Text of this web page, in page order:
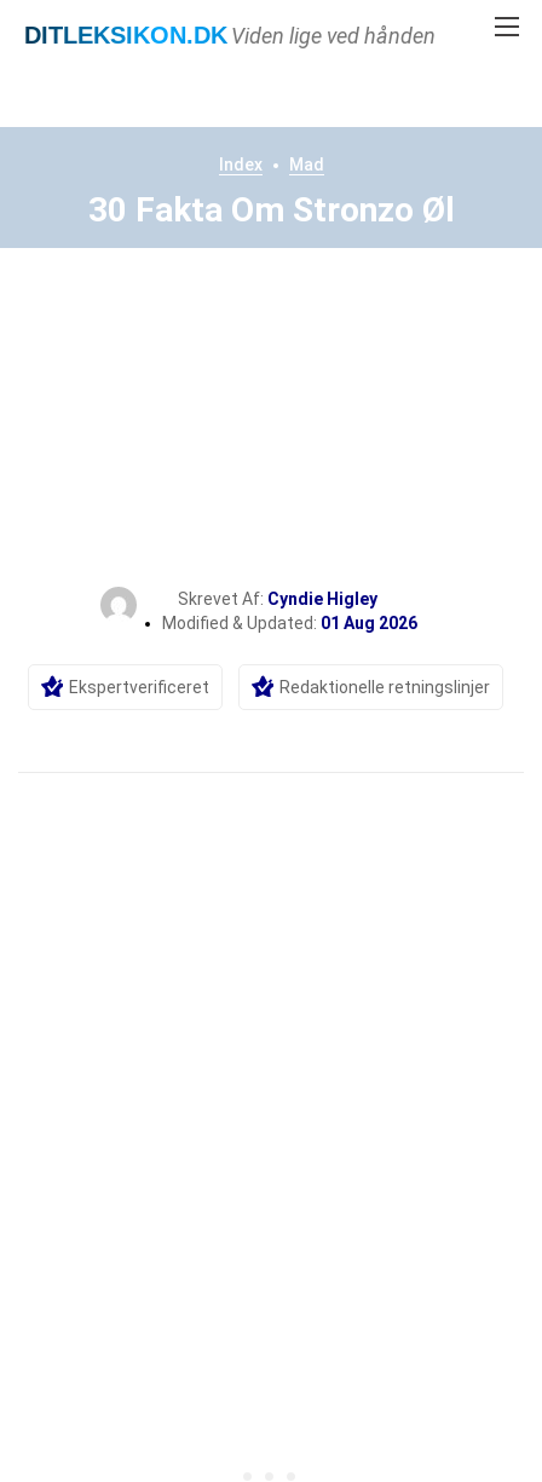
DITLEKSIKON.DKViden lige ved hånden
Index Mad
30 Fakta Om Stronzo Øl
Skrevet Af: Cyndie Higley
Modified & Updated: 01 Aug 2026
Ekspertverificeret Redaktionelle retningslinjer